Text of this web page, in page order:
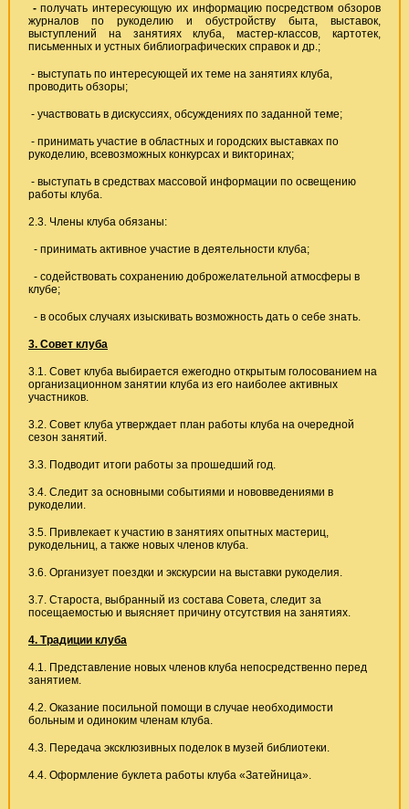
-получать интересующую их информацию посредством обзоров
журналов по рукоделию и обустройству быта, выставок,
выступлений на занятиях клуба, мастер-классов, картотек,
письменных и устных библиографических справок и др.;
- выступать по интересующей их теме на занятиях клуба,
проводить обзоры;
- участвовать в дискуссиях, обсуждениях по заданной теме;
- принимать участие в областных и городских выставках по
рукоделию, всевозможных конкурсах и викторинах;
- выступать в средствах массовой информации по освещению
работы клуба.
2.3. Члены клуба обязаны:
- принимать активное участие в деятельности клуба;
- содействовать сохранению доброжелательной атмосферы в
клубе;
- в особых случаях изыскивать возможность дать о себе знать.
3. Совет клуба
3.1. Совет клуба выбирается ежегодно открытым голосованием на
организационном занятии клуба из его наиболее активных
участников.
3.2. Совет клуба утверждает план работы клуба на очередной
сезон занятий.
3.3. Подводит итоги работы за прошедший год.
3.4. Следит за основными событиями и нововведениями в
рукоделии.
3.5. Привлекает к участию в занятиях опытных мастериц,
рукодельниц, а также новых членов клуба.
3.6. Организует поездки и экскурсии на выставки рукоделия.
3.7. Староста, выбранный из состава Совета, следит за
посещаемостью и выясняет причину отсутствия на занятиях.
4. Традиции клуба
4.1. Представление новых членов клуба непосредственно перед
занятием.
4.2. Оказание посильной помощи в случае необходимости
больным и одиноким членам клуба.
4.3. Передача эксклюзивных поделок в музей библиотеки.
4.4. Оформление буклета работы клуба «Затейница».